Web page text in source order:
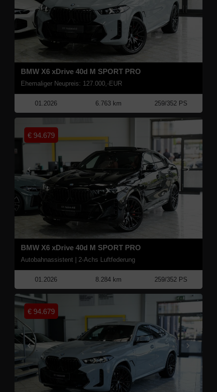
BMW X6 xDrive 40d M SPORT PRO
Ehemaliger Neupreis: 127.000,-EUR
01.2026 6.763 km 259/352 PS
BMW X6 xDrive 40d M SPORT PRO
Autobahnassistent | 2-Achs Luftfederung
€ 94.679
01.2026 8.284 km 259/352 PS
€ 94.679